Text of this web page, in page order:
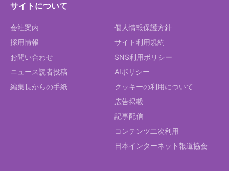
サイトについて
会社案内
採用情報
お問い合わせ
ニュース読者投稿
編集長からの手紙
個人情報保護方針
サイト利用規約
SNS利用ポリシー
AIポリシー
クッキーの利用について
広告掲載
記事配信
コンテンツ二次利用
日本インターネット報道協会